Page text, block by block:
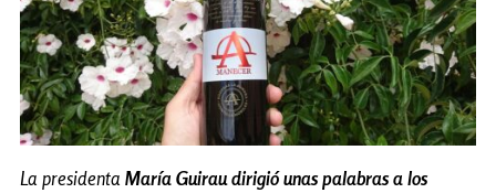
La presidenta María Guirau dirigió unas palabras a los